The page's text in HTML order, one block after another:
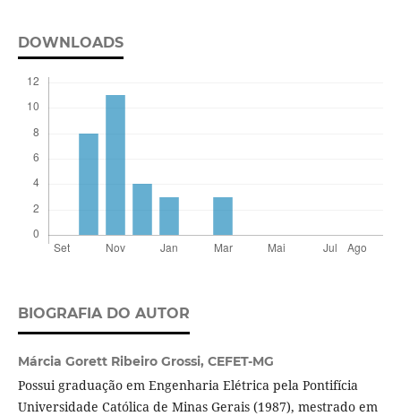
DOWNLOADS
BIOGRAFIA DO AUTOR
Márcia Gorett Ribeiro Grossi, CEFET-MG
Possui graduação em Engenharia Elétrica pela Pontifícia
Universidade Católica de Minas Gerais (1987), mestrado em